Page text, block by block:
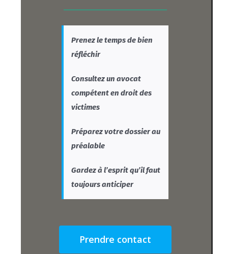
Prenez le temps de bien
réfléchir
Consultez un avocat
compétent en droit des
victimes
Préparez votre dossier au
préalable
Gardez à l’esprit qu’il faut
toujours anticiper
Prendre contact